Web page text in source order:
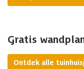
Gratis
Ontdek alle